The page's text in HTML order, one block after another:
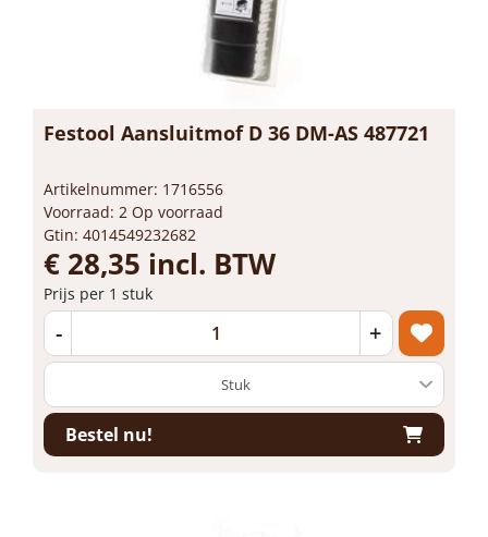
Festool Aansluitmof D 36 DM-AS 487721
Artikelnummer: 1716556
Voorraad: 2 Op voorraad
Gtin: 4014549232682
€ 28,35 incl. BTW
Prijs per 1 stuk
- +
Bestel nu!